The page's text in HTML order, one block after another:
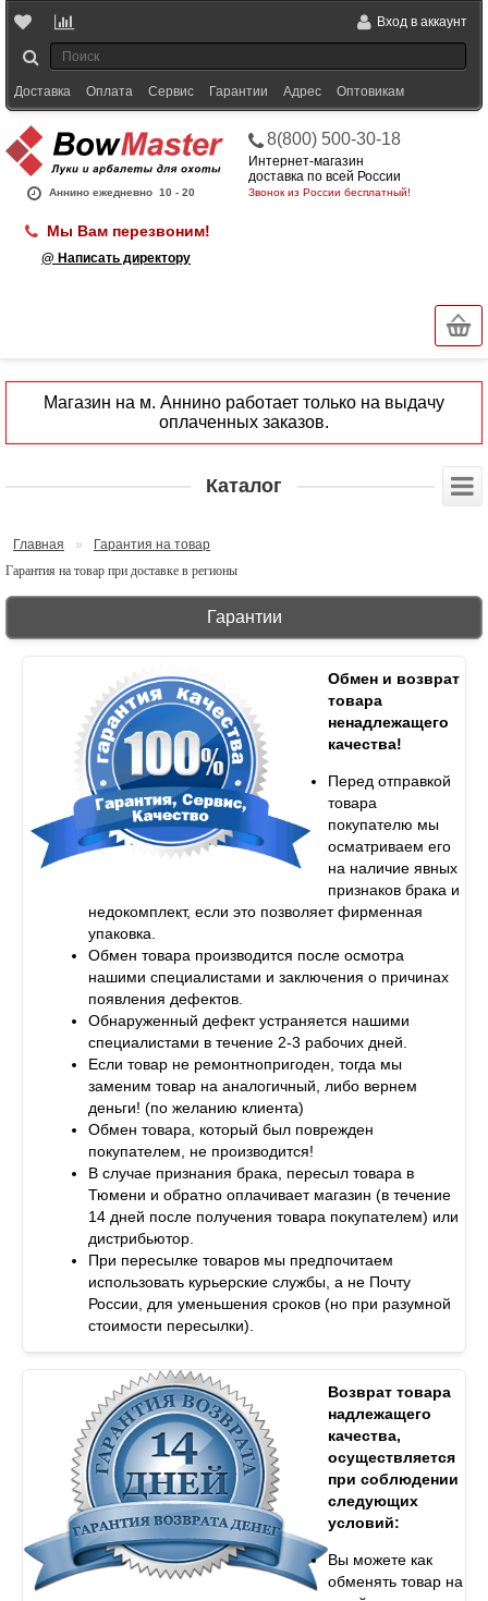
Вход в аккаунт
Доставка Оплата Сервис Гарантии Адрес Оптовикам
Аннино ежедневно 10 - 20
8(800) 500-30-18
Интернет-магазин
доставка по всей России
Звонок из России бесплатный!
Мы Вам перезвоним!
@ Написать директору
Магазин на м. Аннино работает только на выдачу
оплаченных заказов.
Каталог
Главная »
Гарантия на товар
Гарантия на товар при доставке в регионы
Гарантии
Обмен и возврат
товара
ненадлежащего
качества!
Перед отправкой
товара
покупателю мы
осматриваем его
на наличие явных
признаков брака и
недокомплект, если это позволяет фирменная
упаковка.
Обмен товара производится после осмотра
нашими специалистами и заключения о причинах
появления дефектов.
Обнаруженный дефект устраняется нашими
специалистами в течение 2-3 рабочих дней.
Если товар не ремонтнопригоден, тогда мы
заменим товар на аналогичный, либо вернем
деньги! (по желанию клиента)
Обмен товара, который был поврежден
покупателем, не производится!
В случае признания брака, пересыл товара в
Тюмени и обратно оплачивает магазин (в течение
14 дней после получения товара покупателем) или
дистрибьютор.
При пересылке товаров мы предпочитаем
использовать курьерские службы, а не Почту
России, для уменьшения сроков (но при разумной
стоимости пересылки).
Возврат товара
надлежащего
качества,
осуществляется
при соблюдении
следующих
условий:
Вы можете как
обменять товар на